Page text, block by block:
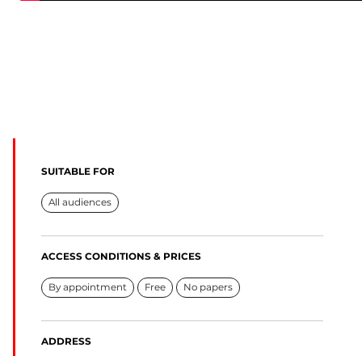
SUITABLE FOR
All audiences
ACCESS CONDITIONS & PRICES
By appointment Free No papers
ADDRESS